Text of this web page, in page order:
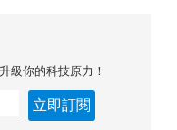
級你的科技原力！
立即訂閱